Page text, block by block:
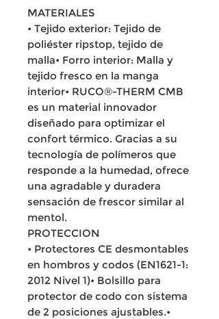
MATERIALES
• Tejido exterior: Tejido de
poliéster ripstop, tejido de
malla• Forro interior: Malla y
tejido fresco en la manga
interior• RUCO®-THERM CMB
es un material innovador
diseñado para optimizar el
confort térmico. Gracias a su
tecnología de polímeros que
responde a la humedad, ofrece
una agradable y duradera
sensación de frescor similar al
mentol.
PROTECCION
• Protectores CE desmontables
en hombros y codos (EN1621-1:
2012 Nivel 1)• Bolsillo para
protector de codo con sistema
de 2 posiciones ajustables.•